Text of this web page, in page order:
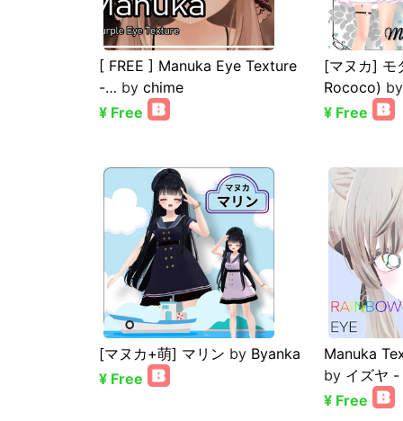
[ FREE ] Manuka Eye Texture
-… by chime
¥ Free
[マヌカ] モ
Rococo)
¥ Free
[マヌカ+萌] マリン by Byanka
¥ Free
Manuka
by イズヤ
¥ Free